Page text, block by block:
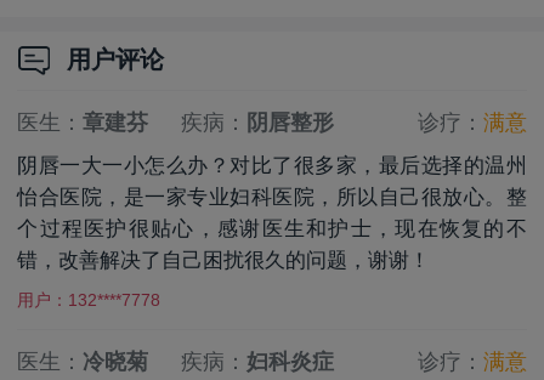
用户评论
医生：章建芬 疾病： 阴唇整形 诊疗： 满意
阴唇一大一小怎么办？对比了很多家，最后选择的温州
怡合医院，是一家专业妇科医院，所以自己很放心。整
个过程医护很贴心，感谢医生和护士，现在恢复的不
错，改善解决了自己困扰很久的问题，谢谢！
用户：132****7778
医生： 冷晓菊 疾病：妇科炎症 诊疗： 满意